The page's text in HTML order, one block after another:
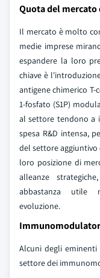
Quota del
Il mercato è molto
medie imprese
espandere la loro
chiave è
antigene chimerico
1-fosfato (S1P)
al settore tendono a
spesa R&D intensa,
del settore
loro posizione di
alleanze
abbastanza utile
evoluzione.
Alcuni degli
settore dei